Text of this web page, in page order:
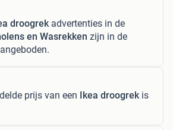
droogrekadvertenties in de
en Wasrekken zijn in de
prijs van een Ikea droogrekis